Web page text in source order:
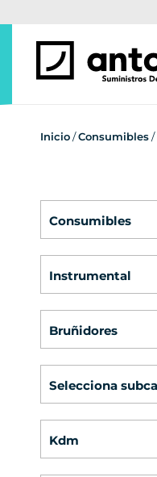
Inicio/Consumibles/
consumibles
instrumental
bruñidores
selecciona
kdm